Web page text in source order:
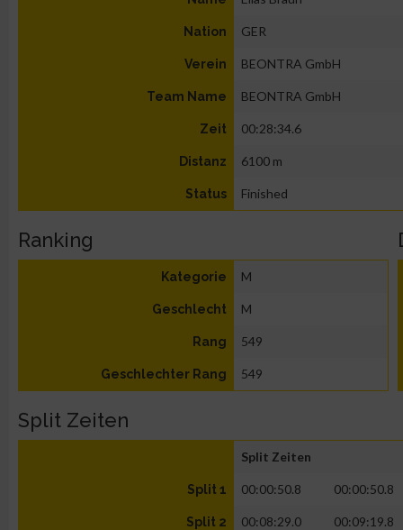
Nation GER
Verein BEONTRA GmbH
Team Name BEONTRA GmbH
Zeit 00:28:34.6
Distanz 6100 m
Status Finished
Ranking
Kategorie M
Geschlecht M
Rang 549
Geschlechter Rang 549
Split Zeiten
Split Zeiten
Split 1 00:00:50.8 00:00:50.8
Split 2 00:08:29.0 00:09:19.8